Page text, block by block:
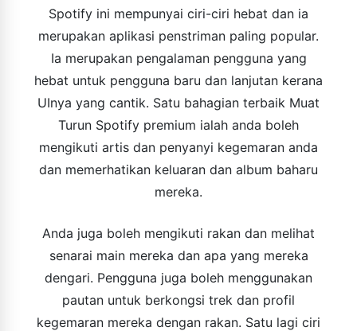
Spotify ini mempunyai ciri-ciri hebat dan ia
merupakan aplikasi penstriman paling popular.
Ia merupakan pengalaman pengguna yang
hebat untuk pengguna baru dan lanjutan kerana
UInya yang cantik. Satu bahagian terbaik Muat
Turun Spotify premium ialah anda boleh
mengikuti artis dan penyanyi kegemaran anda
dan memerhatikan keluaran dan album baharu
mereka.
Anda juga boleh mengikuti rakan dan melihat
senarai main mereka dan apa yang mereka
dengari. Pengguna juga boleh menggunakan
pautan untuk berkongsi trek dan profil
kegemaran mereka dengan rakan. Satu lagi ciri